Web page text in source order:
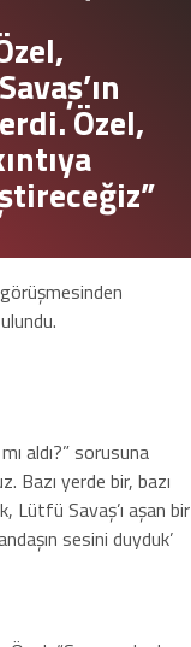
Özel,
aldı?” sorusuna
Bazı yerde bir, bazı
Lütfü Savaş’ı aşan bir
sesini duyduk’